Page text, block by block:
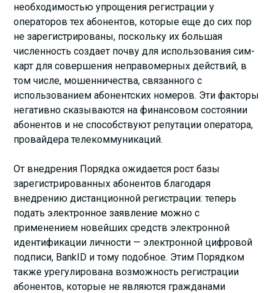
необходимостью упрощения регистрации у
операторов тех абонентов, которые еще до сих пор
не зарегистрированы, поскольку их большая
численность создает почву для использования сим-
карт для совершения неправомерных действий, в
том числе, мошенничества, связанного с
использованием абонентских номеров. Эти факторы
негативно сказываются на финансовом состоянии
абонентов и не способствуют репутации оператора,
провайдера телекоммуникаций.
От внедрения Порядка ожидается рост базы
зарегистрированных абонентов благодаря
внедрению дистанционной регистрации: теперь
подать электронное заявление можно с
применением новейших средств электронной
идентификации личности — электронной цифровой
подписи, BankID и тому подобное. Этим Порядком
также урегулирована возможность регистрации
абонентов, которые не являются гражданами